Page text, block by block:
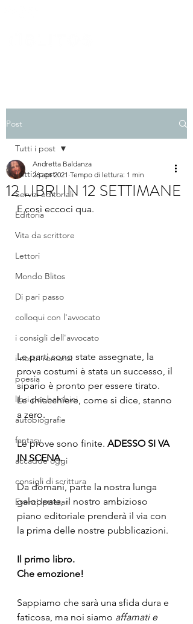
Post
Tutti i post
Servizi editoriali
Editoria
Vita da scrittore
Lettori
Mondo Blitos
Di pari passo
colloqui con l'avvocato
i consigli dell'avvocato
i nostri romanzi
poesia
libri per bambini
autobiografie
fantasy
accadde oggi
consigli di scrittura
Eventi letterari
Tutti i post
12 LIBRI IN 12 SETTIMANE
Andretta Baldanza
26 apr 2021 Tempo di lettura: 1 min
E così eccoci qua.
Le parti sono state assegnate, la
prova costumi è stata un successo, il
sipario è pronto per essere tirato.
Le chiacchiere, come si dice, stanno
a zero.
Le prove sono finite. ADESSO SI VA
IN SCENA.
Da domani, parte la nostra lunga
galoppata, il nostro ambizioso
piano editoriale prenderà il via con
la prima delle nostre pubblicazioni.
Il primo libro.
Che emozione!
Sappiamo che sarà una sfida dura e
faticosa, ma noi siamo affamati e